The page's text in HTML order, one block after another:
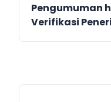
Pengumuman
Verifikasi